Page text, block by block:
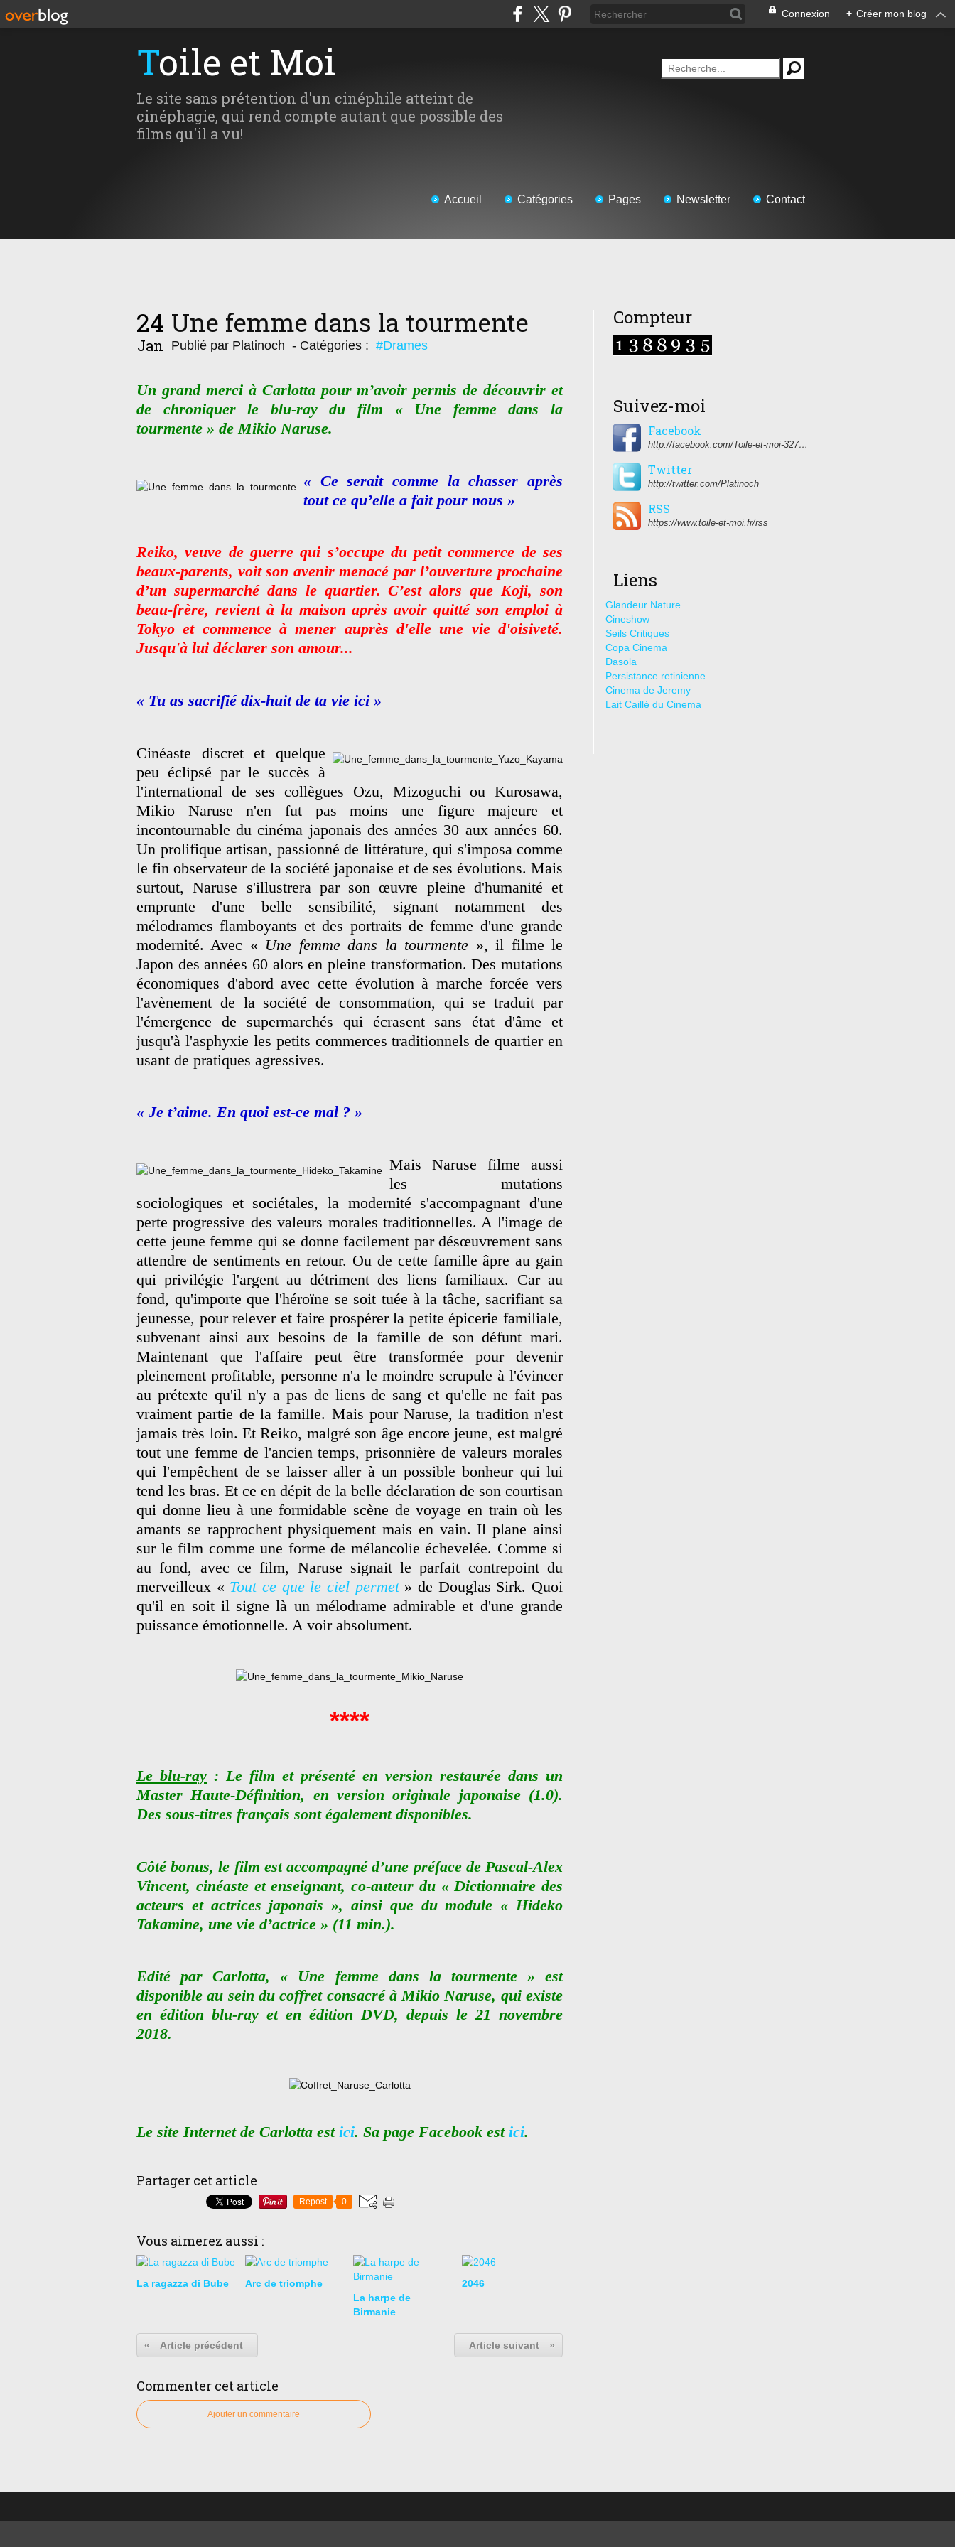
Connexion + Créer mon blog
Toile et Moi
Le site sans prétention d'un cinéphile atteint de
cinéphagie, qui rend compte autant que possible des
films qu'il a vu!
Accueil Catégories Pages Newsletter Contact
24
Jan
Une femme dans la tourmente
Publié par Platinoch - Catégories : #Drames
Un grand merci à Carlotta pour m’avoir permis de découvrir et
de chroniquer le blu-ray du film « Une femme dans la
tourmente » de Mikio Naruse.
« Ce serait comme la chasser après
tout ce qu’elle a fait pour nous »
Reiko, veuve de guerre qui s’occupe du petit commerce de ses
beaux-parents, voit son avenir menacé par l’ouverture prochaine
d’un supermarché dans le quartier. C’est alors que Koji, son
beau-frère, revient à la maison après avoir quitté son emploi à
Tokyo et commence à mener auprès d'elle une vie d'oisiveté.
Jusqu'à lui déclarer son amour...
« Tu as sacrifié dix-huit de ta vie ici »
Cinéaste discret et quelque
peu éclipsé par le succès à
l'international de ses collègues Ozu, Mizoguchi ou Kurosawa,
Mikio Naruse n'en fut pas moins une figure majeure et
incontournable du cinéma japonais des années 30 aux années 60.
Un prolifique artisan, passionné de littérature, qui s'imposa comme
le fin observateur de la société japonaise et de ses évolutions. Mais
surtout, Naruse s'illustrera par son œuvre pleine d'humanité et
emprunte d'une belle sensibilité, signant notamment des
mélodrames flamboyants et des portraits de femme d'une grande
modernité. Avec « Une femme dans la tourmente », il filme le
Japon des années 60 alors en pleine transformation. Des mutations
économiques d'abord avec cette évolution à marche forcée vers
l'avènement de la société de consommation, qui se traduit par
l'émergence de supermarchés qui écrasent sans état d'âme et
jusqu'à l'asphyxie les petits commerces traditionnels de quartier en
usant de pratiques agressives.
« Je t’aime. En quoi est-ce mal ? »
Mais Naruse filme aussi
les mutations
sociologiques et sociétales, la modernité s'accompagnant d'une
perte progressive des valeurs morales traditionnelles. A l'image de
cette jeune femme qui se donne facilement par désœuvrement sans
attendre de sentiments en retour. Ou de cette famille âpre au gain
qui privilégie l'argent au détriment des liens familiaux. Car au
fond, qu'importe que l'héroïne se soit tuée à la tâche, sacrifiant sa
jeunesse, pour relever et faire prospérer la petite épicerie familiale,
subvenant ainsi aux besoins de la famille de son défunt mari.
Maintenant que l'affaire peut être transformée pour devenir
pleinement profitable, personne n'a le moindre scrupule à l'évincer
au prétexte qu'il n'y a pas de liens de sang et qu'elle ne fait pas
vraiment partie de la famille. Mais pour Naruse, la tradition n'est
jamais très loin. Et Reiko, malgré son âge encore jeune, est malgré
tout une femme de l'ancien temps, prisonnière de valeurs morales
qui l'empêchent de se laisser aller à un possible bonheur qui lui
tend les bras. Et ce en dépit de la belle déclaration de son courtisan
qui donne lieu à une formidable scène de voyage en train où les
amants se rapprochent physiquement mais en vain. Il plane ainsi
sur le film comme une forme de mélancolie échevelée. Comme si
au fond, avec ce film, Naruse signait le parfait contrepoint du
merveilleux « Tout ce que le ciel permet» de Douglas Sirk. Quoi
qu'il en soit il signe là un mélodrame admirable et d'une grande
puissance émotionnelle. A voir absolument.
****
Le blu-ray : Le film et présenté en version restaurée dans un
Master Haute-Définition, en version originale japonaise (1.0).
Des sous-titres français sont également disponibles.
Côté bonus, le film est accompagné d’une préface de Pascal-Alex
Vincent, cinéaste et enseignant, co-auteur du « Dictionnaire des
acteurs et actrices japonais », ainsi que du module « Hideko
Takamine, une vie d’actrice » (11 min.).
Edité par Carlotta, « Une femme dans la tourmente » est
disponible au sein du coffret consacré à Mikio Naruse, qui existe
en édition blu-ray et en édition DVD, depuis le 21 novembre
2018.
Le site Internet de Carlotta est ici. Sa page Facebook est ici.
Partager cet article
Repost 0
Vous aimerez aussi :
La ragazza di Bube
Arc de triomphe
La harpe de
Birmanie
2046
« Article précédent Article suivant »
Commenter cet article
Ajouter un commentaire
Compteur
Suivez-moi
Facebook
http://facebook.com/Toile-et-moi-327459350627274/
Twitter
http://twitter.com/Platinoch
RSS
https://www.toile-et-moi.fr/rss
Liens
Glandeur Nature
Cineshow
Seils Critiques
Copa Cinema
Dasola
Persistance retinienne
Cinema de Jeremy
Lait Caillé du Cinema